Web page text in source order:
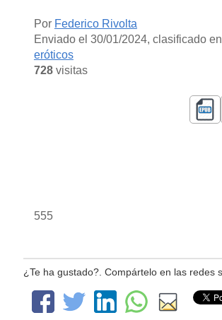
Por Federico Rivolta
Enviado el 30/01/2024, clasificado en
eróticos
728visitas
555
¿Te ha gustado?. Compártelo en las redes